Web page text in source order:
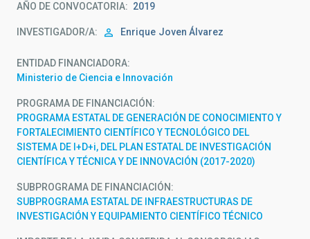
AÑO DE CONVOCATORIA 2019
INVESTIGADOR/A Enrique Joven Álvarez
ENTIDAD FINANCIADORA
Ministerio de Ciencia e Innovación
PROGRAMA DE FINANCIACIÓN
PROGRAMA ESTATAL DE GENERACIÓN DE CONOCIMIENTO Y
FORTALECIMIENTO CIENTÍFICO Y TECNOLÓGICO DEL
SISTEMA DE I+D+i, DEL PLAN ESTATAL DE INVESTIGACIÓN
CIENTÍFICA Y TÉCNICA Y DE INNOVACIÓN (2017-2020)
SUBPROGRAMA DE FINANCIACIÓN
SUBPROGRAMA ESTATAL DE INFRAESTRUCTURAS DE
INVESTIGACIÓN Y EQUIPAMIENTO CIENTÍFICO TÉCNICO